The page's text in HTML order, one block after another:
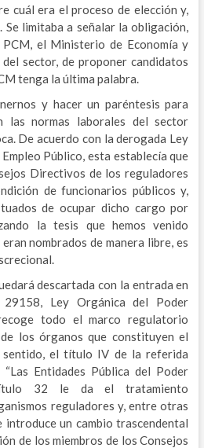
cuál era el proceso de elección y,
Se limitaba a señalar la obligación,
el Ministerio de Economía y
sector, de proponer candidatos
tenga la última palabra.
y hacer un paréntesis para
las normas laborales del sector
De acuerdo con la derogada Ley
Público, esta establecía que
Directivos de los reguladores
de funcionarios públicos y,
de ocupar dicho cargo por
la tesis que hemos venido
nombrados de manera libre, es
descartada con la entrada en
Ley Orgánica del Poder
todo el marco regulatorio
los órganos que constituyen el
sentido, el título IV de la referida
Entidades Pública del Poder
32 le da el tratamiento
reguladores y, entre otras
introduce un cambio trascendental
de los miembros de los Consejos